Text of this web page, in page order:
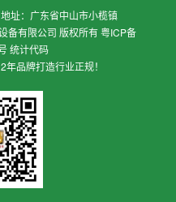
址：广东省中山市小榄镇
备有限公司 版权所有粤ICP备
统计代码
品牌打造行业正规！